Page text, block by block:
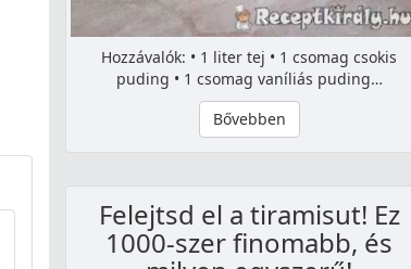
Hozzávalók: • 1 liter tej • 1 csomag csokis
puding • 1 csomag vaníliás puding…
Bővebben
Felejtsd el a tiramisut! Ez
1000-szer finomabb, és